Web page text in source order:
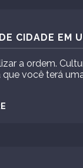
CIDADE EM
a ordem.
você terá